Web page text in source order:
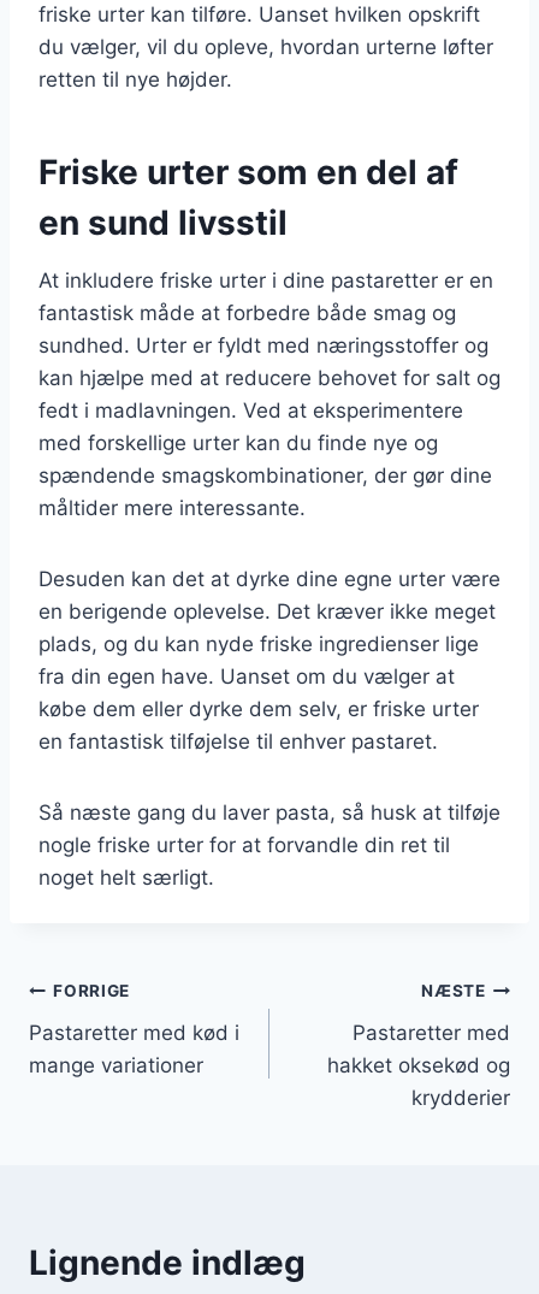
friske urter kan tilføre. Uanset hvilken opskrift
du vælger, vil du opleve, hvordan urterne løfter
retten til nye højder.
Friske urter som en del af
en sund livsstil
At inkludere friske urter i dine pastaretter er en
fantastisk måde at forbedre både smag og
sundhed. Urter er fyldt med næringsstoffer og
kan hjælpe med at reducere behovet for salt og
fedt i madlavningen. Ved at eksperimentere
med forskellige urter kan du finde nye og
spændende smagskombinationer, der gør dine
måltider mere interessante.
Desuden kan det at dyrke dine egne urter være
en berigende oplevelse. Det kræver ikke meget
plads, og du kan nyde friske ingredienser lige
fra din egen have. Uanset om du vælger at
købe dem eller dyrke dem selv, er friske urter
en fantastisk tilføjelse til enhver pastaret.
Så næste gang du laver pasta, så husk at tilføje
nogle friske urter for at forvandle din ret til
noget helt særligt.
Indlægsnavigation
FORRIGE
Pastaretter med kød i
mange variationer
NÆSTE
Pastaretter med
hakket oksekød og
krydderier
Lignende indlæg